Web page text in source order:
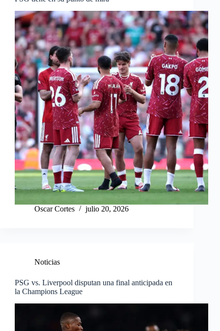
Oscar Cortes julio 20, 2026
Noticias
PSG vs. Liverpool disputan una final anticipada en
la Champions League